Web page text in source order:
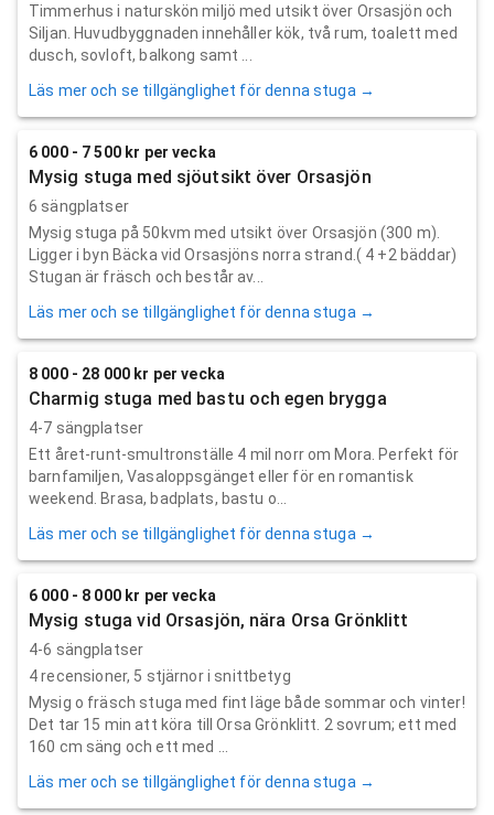
Timmerhus i naturskön miljö med utsikt över Orsasjön och
Siljan. Huvudbyggnaden innehåller kök, två rum, toalett med
dusch, sovloft, balkong samt ...
Läs mer och se tillgänglighet för denna stuga →
6 000 - 7 500 kr per vecka
Mysig stuga med sjöutsikt över Orsasjön
6 sängplatser
Mysig stuga på 50kvm med utsikt över Orsasjön (300 m).
Ligger i byn Bäcka vid Orsasjöns norra strand.( 4 +2 bäddar)
Stugan är fräsch och består av...
Läs mer och se tillgänglighet för denna stuga →
8 000 - 28 000 kr per vecka
Charmig stuga med bastu och egen brygga
4-7 sängplatser
Ett året-runt-smultronställe 4 mil norr om Mora. Perfekt för
barnfamiljen, Vasaloppsgänget eller för en romantisk
weekend. Brasa, badplats, bastu o...
Läs mer och se tillgänglighet för denna stuga →
6 000 - 8 000 kr per vecka
Mysig stuga vid Orsasjön, nära Orsa Grönklitt
4-6 sängplatser
4recensioner, 5 stjärnor i snittbetyg
Mysig o fräsch stuga med fint läge både sommar och vinter!
Det tar 15 min att köra till Orsa Grönklitt. 2 sovrum; ett med
160 cm säng och ett med ...
Läs mer och se tillgänglighet för denna stuga →